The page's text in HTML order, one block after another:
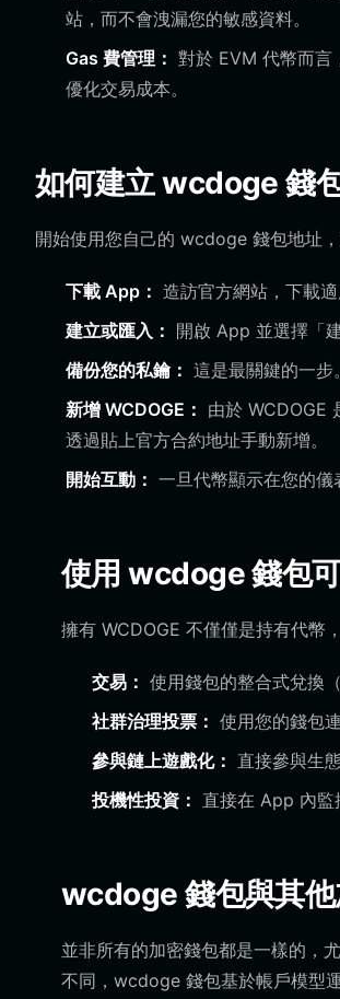
站，而不會洩漏您的敏感資料。
Gas 費管理： 對於 EVM 代幣而言
優化交易成本。
如何建立 wcdoge 錢
開始使用您自己的 wcdoge 錢包地址
下載 App： 造訪官方網站，下載
建立或匯入： 開啟 App 並選擇「
備份您的私鑰： 這是最關鍵的一步
新增 WCDOGE： 由於 WCDOGE
透過貼上官方合約地址手動新增。
開始互動： 一旦代幣顯示在您的儀
使用 wcdoge 錢包
擁有 WCDOGE 不僅僅是持有代幣
交易： 使用錢包的整合式兌換
社群治理投票： 使用您的錢包
參與鏈上遊戲化： 直接參與生
投機性投資： 直接在 App 內監
wcdoge 錢包與其他
並非所有的加密錢包都是一樣的，
不同，wcdoge 錢包基於帳戶模型